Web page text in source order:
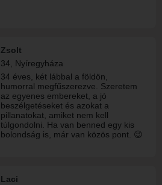
Zsolt
34, Nyíregyháza
34 éves, két lábbal a földön,
humorral megfűszerezve. Szeretem
az egyenes embereket, a jó
beszélgetéseket és azokat a
pillanatokat, amiket nem kell
túlgondolni. Ha van benned egy kis
bolondság is, már van közös pont. 😉
Laci